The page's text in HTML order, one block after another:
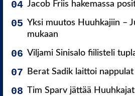
Jacob Friis hakemassa
Yksi muutos Huuhkajiin –
mukaan
Viljami Sinisalo fiilisteli
Berat Sadik laittoi nappulat
Tim Sparv jättää Huuhkajat